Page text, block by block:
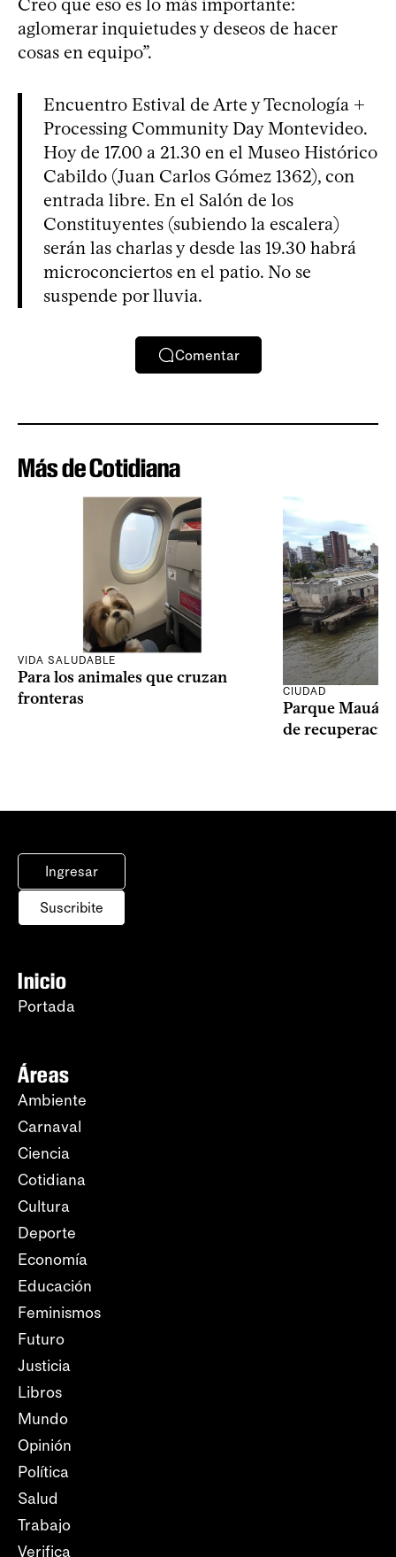
Creo que eso es lo más importante:
aglomerar inquietudes y deseos de hacer
cosas en equipo”.
Encuentro Estival de Arte y Tecnología +
Processing Community Day Montevideo.
Hoy de 17.00 a 21.30 en el Museo Histórico
Cabildo (Juan Carlos Gómez 1362), con
entrada libre. En el Salón de los
Constituyentes (subiendo la escalera)
serán las charlas y desde las 19.30 habrá
microconciertos en el patio. No se
suspende por lluvia.
Comentar
Más de Cotidiana
VIDA SALUDABLE
Para los animales que cruzan
fronteras
CIUDAD
Parque Mauá
de
Ingresar
Suscribite
Inicio
Portada
Áreas
Ambiente
Carnaval
Ciencia
Cotidiana
Cultura
Deporte
Economía
Educación
Feminismos
Futuro
Justicia
Libros
Mundo
Opinión
Política
Salud
Trabajo
Verifica